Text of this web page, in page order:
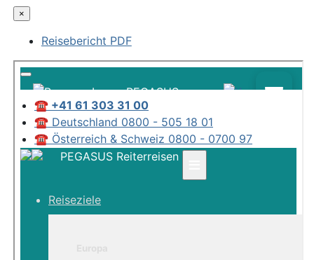
×
Reisebericht PDF